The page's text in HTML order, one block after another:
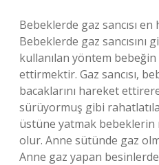
Bebeklerde gaz sancısı en
Bebeklerde gaz sancısını
kullanılan yöntem bebeğin
ettirmektir. Gaz sancısı,
bacaklarını hareket
sürüyormuş gibi
üstüne yatmak bebeklerin
olur. Anne sütünde gaz
Anne gaz yapan